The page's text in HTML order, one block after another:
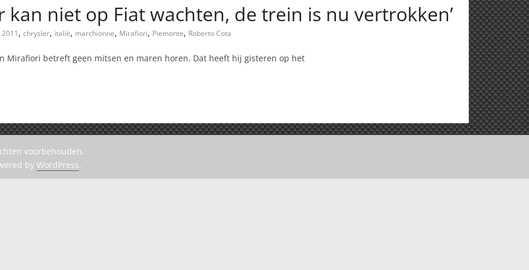
kan niet op Fiat wachten, de trein is nu vertrokken’
2011, chrysler, italië, marchionne, Mirafiori, Piemonte, Roberto Cota
Mirafiori betreft geen mitsen en maren horen. Dat heeft hij gisteren op het
voorbehouden.
by WordPress.